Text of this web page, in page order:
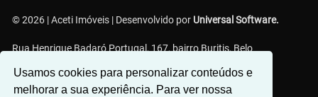
Usamos cookies para personalizar conteúdos e
melhorar a sua experiência. Para ver nossa
© 2026 | Aceti Imóveis | Desenvolvido por Universal Software.
Rua Henrique Badaró Portugal, 167, bairro Buritis, Belo